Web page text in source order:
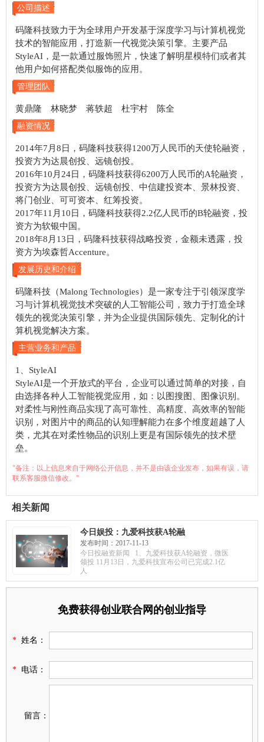
公司描述
码隆科技致力于为全球用户开发基于深度学习与计算机视觉
技术的智能应用，打造新一代视觉决策引擎。主要产品
StyleAI，是一款通过服饰照片，快速了解明星模特们或者其
他用户如何搭配类似服饰的应用。
管理团队
黄鼎隆 林晓梦 蒋轶超 杜宇村 陈全
融资情况
2014年7月8日，码隆科技获得1200万人民币的天使轮融资，
投资方为达晨创投、远镜创投。
2016年10月24日，码隆科技获得6200万人民币的A轮融资，
投资方为达晨创投、远镜创投、中信建投资本、景林投资、
将门创业、可可资本、红筹投资。
2017年11月10日，码隆科技获得2.2亿人民币的B轮融资，投
资方为软银中国。
2018年8月13日，码隆科技获得战略投资，金额未透露，投
资方为埃森哲Accenture。
发展历史和介绍
码隆科技（Malong Technologies）是一家专注于引领深度学
习与计算机视觉技术突破的人工智能公司，致力于打造全球
领先的视觉决策引擎，并为企业提供国际领先、定制化的计
算机视觉解决方案。
主营业务和产品
1、StyleAI
StyleAI是一个开放式的平台，企业可以通过简单的对接，自
由选择各种人工智能视觉应用，如：以图搜图、图像识别。
对柔性与刚性商品实现了高可靠性、高精度、高效率的智能
识别，对图片中的商品的认知理解能力在多个维度超越了人
类，尤其在对柔性物品的识别上更是有国际领先的技术壁
垒。
"备注：以上信息来自于网络公开信息，并不是由该企业发布，如果有误，请
联系客服微信修改。"
相关新闻
今日娱投：九爱科技获A轮融
资，微医领投；骞云科技获千
万投资，布局混合云市场；专
注人工智能商品识别，码隆科
技获B轮融资
发布时间：2017-11-13
今日投融资新闻 1、九爱科技获A轮融资，微医
领投 11月13日，九爱科技宣布公司已完成2.1亿
人
免费获得创业联合网的创业指导
* 姓名：
* 电话：
留言：